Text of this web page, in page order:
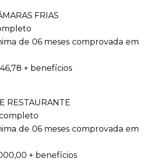
FRIAS
de 06 meses comprovada em
+ benefícios
RESTAURANTE
de 06 meses comprovada em
+ benefícios